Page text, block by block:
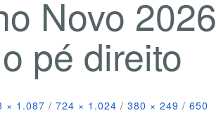
Novo 2026
pé direito
× 1.087 / 724 × 1.024 / 380 × 249 / 650